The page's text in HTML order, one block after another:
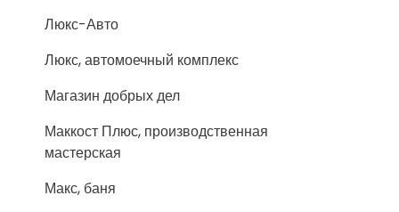
Люкс-Авто
Люкс, автомоечный комплекс
Магазин добрых дел
Маккост Плюс, производственная
мастерская
Макс, баня